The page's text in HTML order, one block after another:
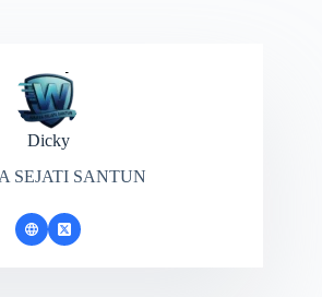
Dicky
SEJATI SANTUN